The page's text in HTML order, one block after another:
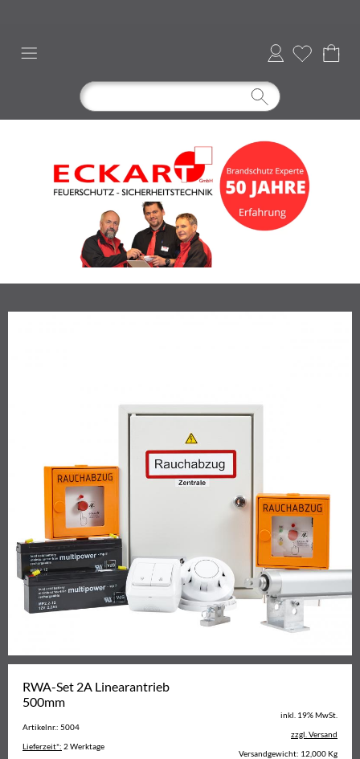
Anmelden
RWA-Set 2A Linearantrieb
500mm
Artikelnr.: 5004
Lieferzeit*: 2 Werktage
inkl. 19% MwSt.
zzgl. Versand
Versandgewicht: 12,000 Kg